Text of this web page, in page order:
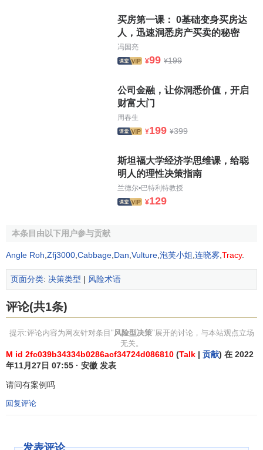
案、可能出现的自然状态及各种损益值简明地绘制在一张图
可以使决策问题形象化。
（二）决策树图的制作步骤
1．绘出决策点和方案枝，在方案枝上标出对应的
备选方
2．绘出机会点和概率枝，在概率枝上标出对应的自然状
3．在概率枝的末端标出对应的损益值，这样就得出一个
（三）决策树图的分析
称为反推决策树法。
风险决策的敏感性分析
案的选择存在影响。概率值变化到什么程度才引起方案的变
化，这一临界点的概率称为转折概率。对决策问题做出这种
分析，就叫做敏感性分析，或者叫做灵敏度分析。
（二）敏感性分析的步骤
买房第一课： 0基础变身买房达
人，迅速洞悉房产买卖的秘密
冯国亮
¥99 ¥199
公司金融，让你洞悉价值，开启
财富大门
周春生
¥199 ¥399
斯坦福大学经济学思维课，给聪
明人的理性决策指南
兰德尔•巴特利特教授
¥129
本条目由以下用户参与贡献
Angle Roh Zfj3000 Cabbage Dan Vulture 泡芙小姐 连晓雾 Tracy.
页面分类: 决策类型 | 风险术语
评论(共1条)
提示:评论内容为网友针对条目" 风险型决策"展开的讨论，与本站观点立场
无关。
M id 2fc039b34334b0286acf34724d086810 (Talk | 贡献) 在 2022
年11月27日 07:55 · 安徽 发表
请问有案例吗
回复评论
发表评论